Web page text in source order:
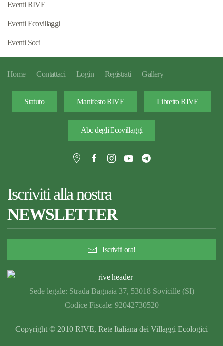
Eventi RIVE
Eventi Ecovillaggi
Eventi Soci
Home Contattaci Login Registrati Gallery
Statuto Manifesto RIVE Libretto RIVE
Abc degli Ecovillaggi
Iscriviti alla nostra
NEWSLETTER
Iscriviti ora!
Sede legale: Strada Bagnaia 37, 53018 Sovicille (SI)
Codice Fiscale: 92042730520
Copyright © 2010 RIVE, Rete Italiana dei Villaggi Ecologici